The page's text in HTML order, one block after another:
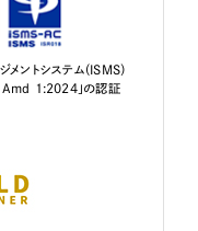
メントシステム（ISMS）
1:2024」の認証